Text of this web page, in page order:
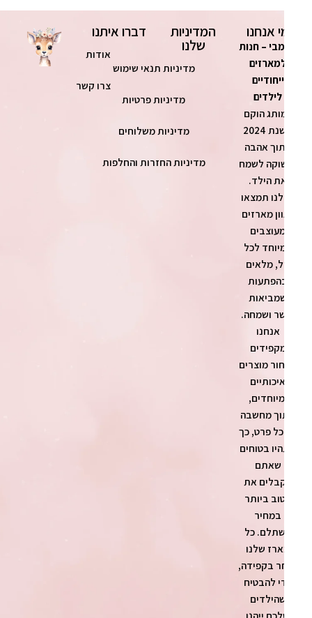
אנחנו
– חנות
ייחודיים
לילדים
הוקם
בשנת 2024
אהבה
לשמח
הילד.
תמצאו
מארזים
לכל
מלאים
ושמחה.
מוצרים
מחשבה
פרט, כך
בטוחים
את
ביותר
כל
שלנו
בקפידה,
להבטיח
ייהנו
המדיניות
מדיניות תנאי שימוש
מדיניות פרטיות
מדיניות משלוחים
מדיניות החזרות והחלפות
דברו איתנו
צרו קשר